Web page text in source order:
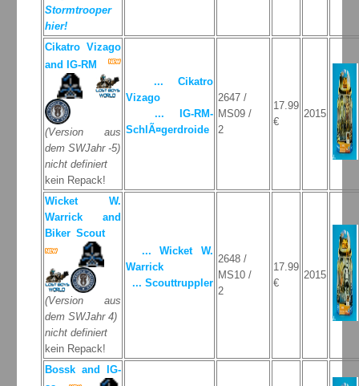
Stormtrooper
hier!
Cikatro Vizago
and IG-RM
(Version aus
dem SWJahr -5)
nicht definiert
kein Repack!
... Cikatro
Vizago
... IG-RM-
SchlÃ¤gerdroide
2647 /
MS09 /
2
17.99
€
2015
Wicket W.
Warrick and
Biker Scout
(Version aus
dem SWJahr 4)
nicht definiert
kein Repack!
... Wicket W.
Warrick
... Scouttruppler
2648 /
MS10 /
2
17.99
€
2015
Bossk and IG-